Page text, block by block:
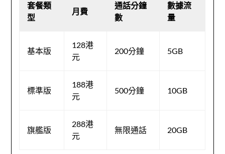
套餐類
型
月費
通話分鐘
數
數據流
量
基本版
128港
元
200分鐘 5GB
標準版
188港
元
500分鐘 10GB
旗艦版
288港
元
無限通話 20GB